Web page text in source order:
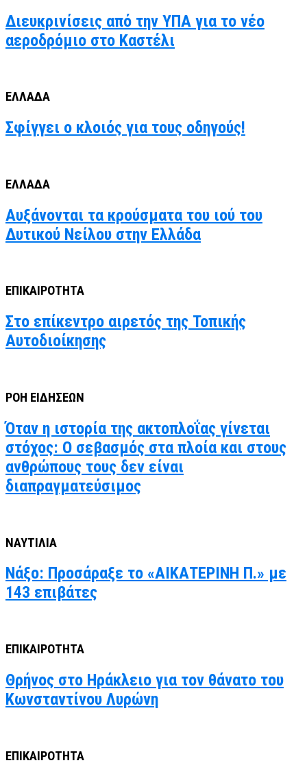
Διευκρινίσεις από την ΥΠΑ για το νέο
αεροδρόμιο στο Καστέλι
ΕΛΛΑΔΑ
Σφίγγει ο κλοιός για τους οδηγούς!
ΕΛΛΑΔΑ
Αυξάνονται τα κρούσματα του ιού του
Δυτικού Νείλου στην Ελλάδα
ΕΠΙΚΑΙΡΟΤΗΤΑ
Στο επίκεντρο αιρετός της Τοπικής
Αυτοδιοίκησης
ΡΟΗ ΕΙΔΗΣΕΩΝ
Όταν η ιστορία της ακτοπλοΐας γίνεται
στόχος: Ο σεβασμός στα πλοία και στους
ανθρώπους τους δεν είναι
διαπραγματεύσιμος
ΝΑΥΤΙΛΙΑ
Νάξο: Προσάραξε το «ΑΙΚΑΤΕΡΙΝΗ Π.» με
143 επιβάτες
ΕΠΙΚΑΙΡΟΤΗΤΑ
Θρήνος στο Ηράκλειο για τον θάνατο του
Κωνσταντίνου Λυρώνη
ΕΠΙΚΑΙΡΟΤΗΤΑ